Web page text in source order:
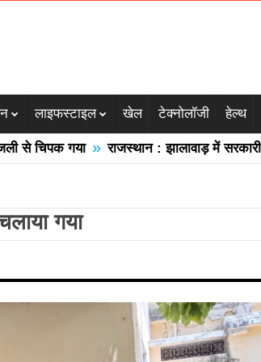
लाइफस्टाइल खेल टेक्नोलॉजी हेल्थ
गया » राजस्थान : झालावाड़ में सरकारी
गया